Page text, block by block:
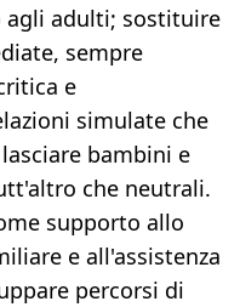
agli adulti; sostituire
sempre
e
simulate che
bambini e
che neutrali.
supporto allo
e all'assistenza
percorsi di